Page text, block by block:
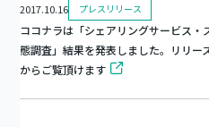
2017.10.16 プレスリリース
ココナラは「シェアリングサービス
態調査」結果を発表しました。リリー
からご覧頂けます